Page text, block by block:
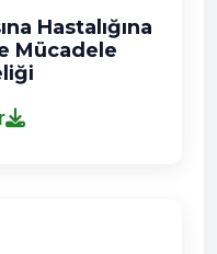
Hastalığına
Mücadele